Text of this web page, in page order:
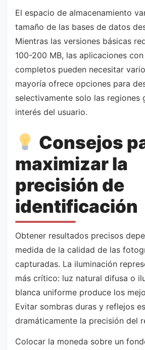
El espacio de almacenamiento
tamaño de las bases de datos
Mientras las versiones básicas
100-200 MB, las aplicaciones
completos pueden necesitar
mayoría ofrece opciones para
selectivamente solo las regiones
interés del usuario.
Consejos
maximizar la
precisión de
identificación
Obtener resultados precisos
medida de la calidad de las
capturadas. La iluminación
más crítico: luz natural difusa o
blanca uniforme produce los
Evitar sombras duras y reflejos
dramáticamente la precisión del
Colocar la moneda sobre un